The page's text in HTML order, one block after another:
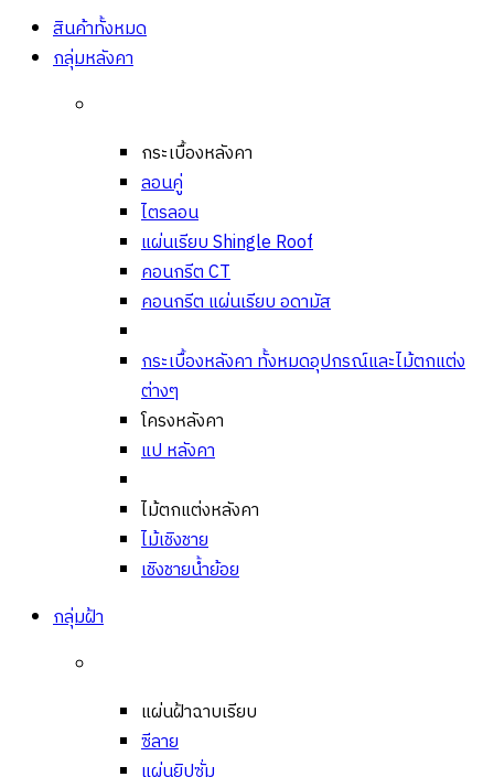
สินค้าทั้งหมด
กลุ่มหลังคา
กระเบื้องหลังคา
ลอนคู่
ไตรลอน
แผ่นเรียบ Shingle Roof
คอนกรีต CT
คอนกรีต แผ่นเรียบ อดามัส
กระเบื้องหลังคา ทั้งหมดอุปกรณ์และไม้ตกแต่ง
ต่างๆ
โครงหลังคา
แป หลังคา
ไม้ตกแต่งหลังคา
ไม้เชิงชาย
เชิงชายน้ำย้อย
กลุ่มฝ้า
แผ่นฝ้าฉาบเรียบ
ซีลาย